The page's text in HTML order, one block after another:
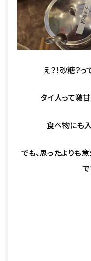
え？！砂糖？
タイ人って激
食べ物にも
でも、思ったよりも